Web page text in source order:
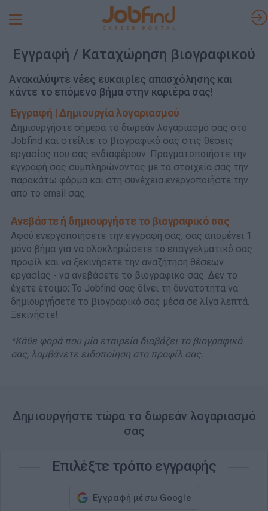
Toggle
Εγγραφή / Καταχώρηση βιογραφικού
Ανακαλύψτε νέες ευκαιρίες απασχόλησης και
κάντε το επόμενο βήμα στην καριέρα σας!
Εγγραφή | Δημιουργία λογαριασμού
Δημιουργήστε σήμερα το δωρεάν λογαριασμό σας στο
Jobfind και στείλτε το βιογραφικό σας στις θέσεις
εργασίας που σας ενδιαφέρουν. Πραγματοποιήστε την
εγγραφή σας συμπληρώνοντας με τα στοιχεία σας την
παρακάτω φόρμα και στη συνέχεια ενεργοποιήστε την
από το email σας.
Ανεβάστε ή δημιουργήστε το βιογραφικό σας
Αφού ενεργοποιήσετε την εγγραφή σας, σας απομένει 1
μόνο βήμα για να ολοκληρώσετε το επαγγελματικό σας
προφίλ και να ξεκινήσετε την αναζήτηση θέσεων
εργασίας - να ανεβάσετε το βιογραφικό σας. Δεν το
έχετε έτοιμο; Το Jobfind σας δίνει τη δυνατότητα να
δημιουργήσετε το βιογραφικό σας μέσα σε λίγα λεπτά.
Ξεκινήστε!
*Κάθε φορά που μία εταιρεία διαβάζει το βιογραφικό
σας, λαμβάνετε ειδοποίηση στο προφίλ σας.
Δημιουργήστε τώρα το δωρεάν λογαριασμό
σας
Επιλέξτε τρόπο εγγραφής